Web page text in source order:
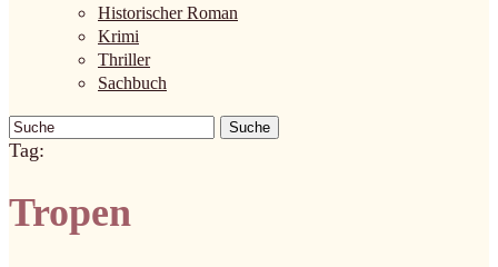
Historischer Roman
Krimi
Thriller
Sachbuch
Suche
Tag:
Tropen